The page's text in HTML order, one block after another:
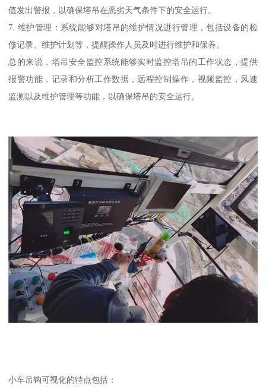
值发出警报，以确保塔吊在恶劣天气条件下的安全运行。
7. 维护管理：系统能够对塔吊的维护情况进行管理，包括设备的检
修记录、维护计划等，提醒操作人员及时进行维护和保养。
总的来说，塔吊安全监控系统能够实时监控塔吊的工作状态，提供
报警功能，记录和分析工作数据，远程控制操作，视频监控，风速
监测以及维护管理等功能，以确保塔吊的安全运行。
小车吊钩可视化的特点包括：